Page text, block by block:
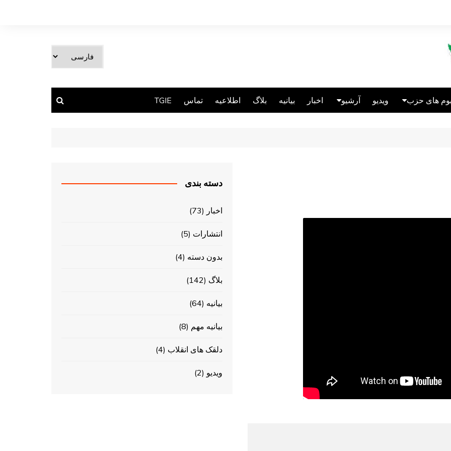
زبان
کنید
های حزب ویدیو آرشیو اخبار بیانیه بلاگ اطلاعیه تماس TGIE
دسته بندی
اخبار (73)
انتشارات (5)
بدون دسته (4)
بلاگ (142)
بیانیه (64)
بیانیه مهم (8)
دلقک های انقلاب (4)
ویدیو (2)